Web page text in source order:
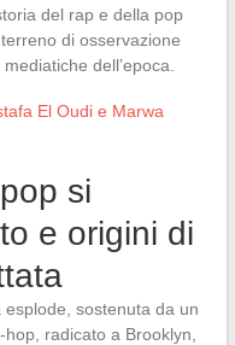
del rap e della pop
di osservazione
dell’epoca.
El Oudi e Marwa
si
e origini di
sostenuta da un
radicato a Brooklyn,